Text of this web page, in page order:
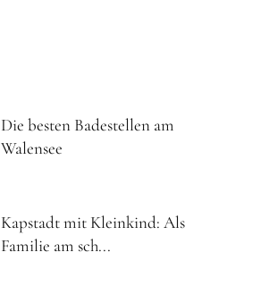
Die besten Badestellen am
Walensee
Kapstadt mit Kleinkind: Als
Familie am sch...